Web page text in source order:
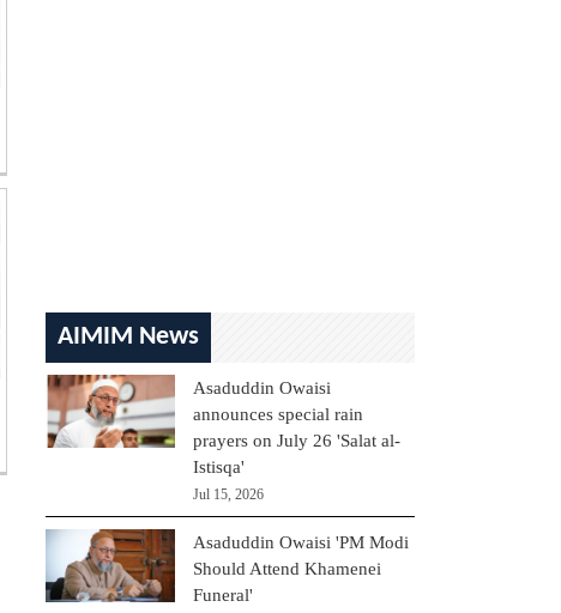
AIMIM News
Asaduddin Owaisi
announces special rain
prayers on July 26 'Salat al-
Istisqa'
Jul 15, 2026
Asaduddin Owaisi 'PM Modi
Should Attend Khamenei
Funeral'